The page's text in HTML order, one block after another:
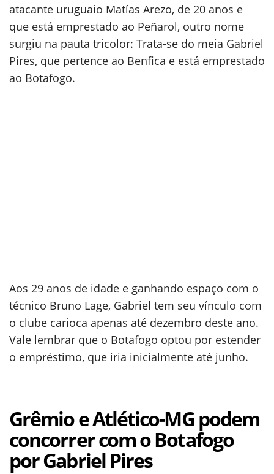
atacante uruguaio Matías Arezo, de 20 anos e
que está emprestado ao Peñarol, outro nome
surgiu na pauta tricolor: Trata-se do meia Gabriel
Pires, que pertence ao Benfica e está emprestado
ao Botafogo.
Aos 29 anos de idade e ganhando espaço com o
técnico Bruno Lage, Gabriel tem seu vínculo com
o clube carioca apenas até dezembro deste ano.
Vale lembrar que o Botafogo optou por estender
o empréstimo, que iria inicialmente até junho.
Grêmio e Atlético-MG podem
concorrer com o Botafogo
por Gabriel Pires